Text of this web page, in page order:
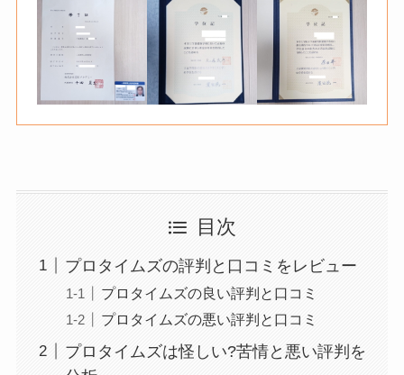
目次
プロタイムズの評判と口コミをレビュー
プロタイムズの良い評判と口コミ
プロタイムズの悪い評判と口コミ
プロタイムズは怪しい?苦情と悪い評判を